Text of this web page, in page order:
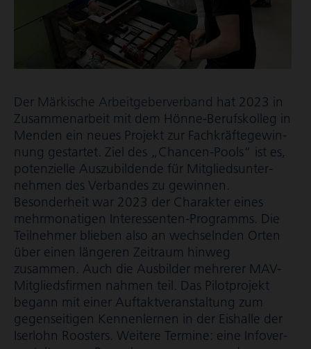
Der Märkische Arbeit­ge­ber­ver­band hat 2023 in
Zusammenarbeit mit dem Hönne-Berufskolleg in
Menden ein neues Projekt zur Fach­kräf­te­ge­win­
nung gestartet. Ziel des „Chancen-Pools“ ist es,
potenzielle Auszubildende für Mitglieds­un­ter­
nehmen des Verbandes zu gewinnen.
Besonderheit war 2023 der Charakter eines
mehrmonatigen Interessenten-Programms. Die
Teilnehmer blieben also an wechselnden Orten
über einen längeren Zeitraum hinweg
zusammen. Auch die Ausbilder mehrerer MAV-
Mitglieds­firmen nahmen teil. Das Pilotprojekt
begann mit einer Auftakt­ver­an­stal­tung zum
gegenseitigen Kennenlernen in der Eishalle der
Iserlohn Roosters. Weitere Termine: eine Info­ver­